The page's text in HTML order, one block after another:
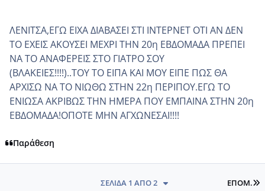
ΛΕΝΙΤΣΑ,ΕΓΩ ΕΙΧΑ ΔΙΑΒΑΣΕΙ ΣΤΙ ΙΝΤΕΡΝΕΤ ΟΤΙ ΑΝ ΔΕΝ
ΤΟ ΕΧΕΙΣ ΑΚΟΥΣΕΙ ΜΕΧΡΙ ΤΗΝ 20η ΕΒΔΟΜΑΔΑ ΠΡΕΠΕΙ
ΝΑ ΤΟ ΑΝΑΦΕΡΕΙΣ ΣΤΟ ΓΙΑΤΡΟ ΣΟΥ
(ΒΛΑΚΕΙΕΣ!!!!)..ΤΟΥ ΤΟ ΕΙΠΑ ΚΑΙ ΜΟΥ ΕΙΠΕ ΠΩΣ ΘΑ
ΑΡΧΙΣΩ ΝΑ ΤΟ ΝΙΩΘΩ ΣΤΗΝ 22η ΠΕΡΙΠΟΥ.ΕΓΩ ΤΟ
ΕΝΙΩΣΑ ΑΚΡΙΒΩΣ ΤΗΝ ΗΜΕΡΑ ΠΟΥ ΕΜΠΑΙΝΑ ΣΤΗΝ 20η
ΕΒΔΟΜΑΔΑ!ΟΠΟΤΕ ΜΗΝ ΑΓΧΩΝΕΣΑΙ!!!!
Παράθεση
ΕΠΌΜ.
ΣΕΛΊΔΑ 1 ΑΠΌ 2